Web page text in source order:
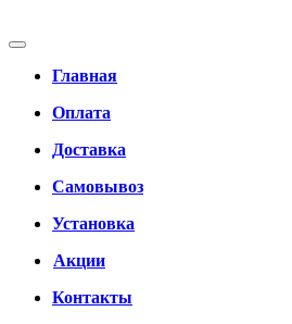
Главная
Оплата
Доставка
Самовывоз
Установка
Акции
Контакты